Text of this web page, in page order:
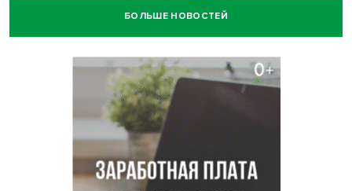
БОЛЬШЕ НОВОСТЕЙ